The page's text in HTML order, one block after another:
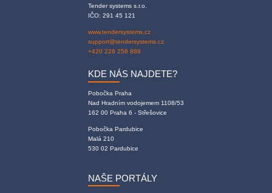
Tender systems s.r.o.
IČO: 291 45 121
www.tendersystems.cz
support@tendersystems.cz
+420 226 258 888
KDE NÁS NAJDETE?
Pobočka Praha
Nad Hradním vodojemem 1108/53
162 00 Praha 6 - Střešovice
Pobočka Pardubice
Malá 210
530 02 Pardubice
NAŠE PORTÁLY